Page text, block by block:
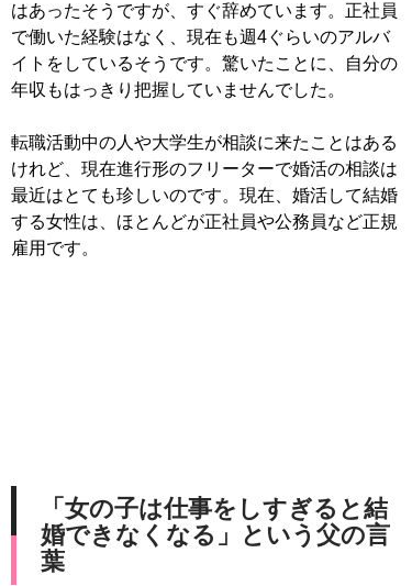
はあったそうですが、すぐ辞めています。正社員
で働いた経験はなく、現在も週4ぐらいのアルバ
イトをしているそうです。驚いたことに、自分の
年収もはっきり把握していませんでした。
転職活動中の人や大学生が相談に来たことはある
けれど、現在進行形のフリーターで婚活の相談は
最近はとても珍しいのです。現在、婚活して結婚
する女性は、ほとんどが正社員や公務員など正規
雇用です。
「女の子は仕事をしすぎると結
婚できなくなる」という父の言
葉